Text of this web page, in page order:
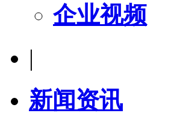
企业视频
|
新闻资讯